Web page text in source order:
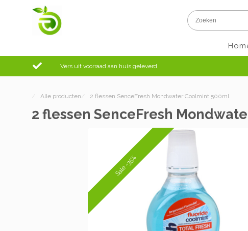
Vers uit voorraad aan huis geleverd
/ Alle producten / 2 flessen SenceFresh Mondwater Coolmint 500ml
2 flessen SenceFresh
Sale -35%